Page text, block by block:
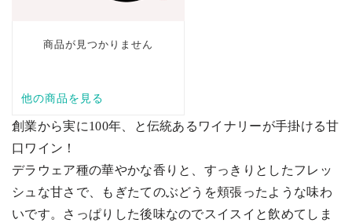
創業から実に100年、と伝統あるワイナリーが手掛ける甘
口ワイン！
デラウェア種の華やかな香りと、すっきりとしたフレッ
シュな甘さで、もぎたてのぶどうを頬張ったような味わ
いです。さっぱりした後味なのでスイスイと飲めてしま